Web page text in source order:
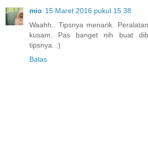
mio 15 Maret 2016 pukul 15.38
Waahh.. Tipsnya menarik.
kusam. Pas banget nih buat
tipsnya. :)
Balas